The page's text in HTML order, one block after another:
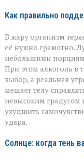
Как правильно
В жару организм
её нужно грамотно.
небольшими
При этом алкоголь в
выбор, а реальная
мешает телу
невысоким градусом
ухудшить
удара.
Солнце: когда тень